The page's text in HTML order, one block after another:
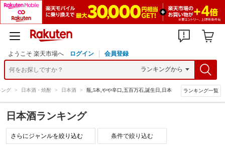
ようこそ 楽天市場へ ログイン 会員登録
ング > 日本酒・焼酎 > 日本酒 > 瓶,5本,やや辛口,五百万石,誕生日,日本 ランキング一覧
日本酒ランキング
条件で絞り込む